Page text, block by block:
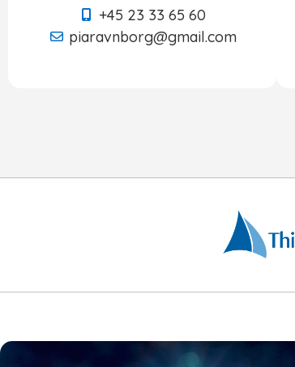
+45 23 33 65 60
piaravnborg@gmail.com